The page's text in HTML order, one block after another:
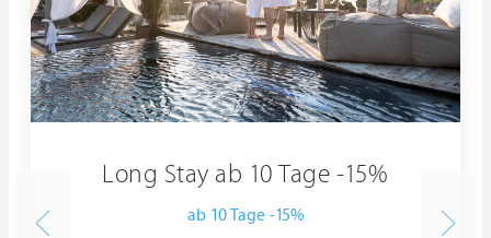
Long Stay ab 10 Tage -15%
ab 10 Tage -15%